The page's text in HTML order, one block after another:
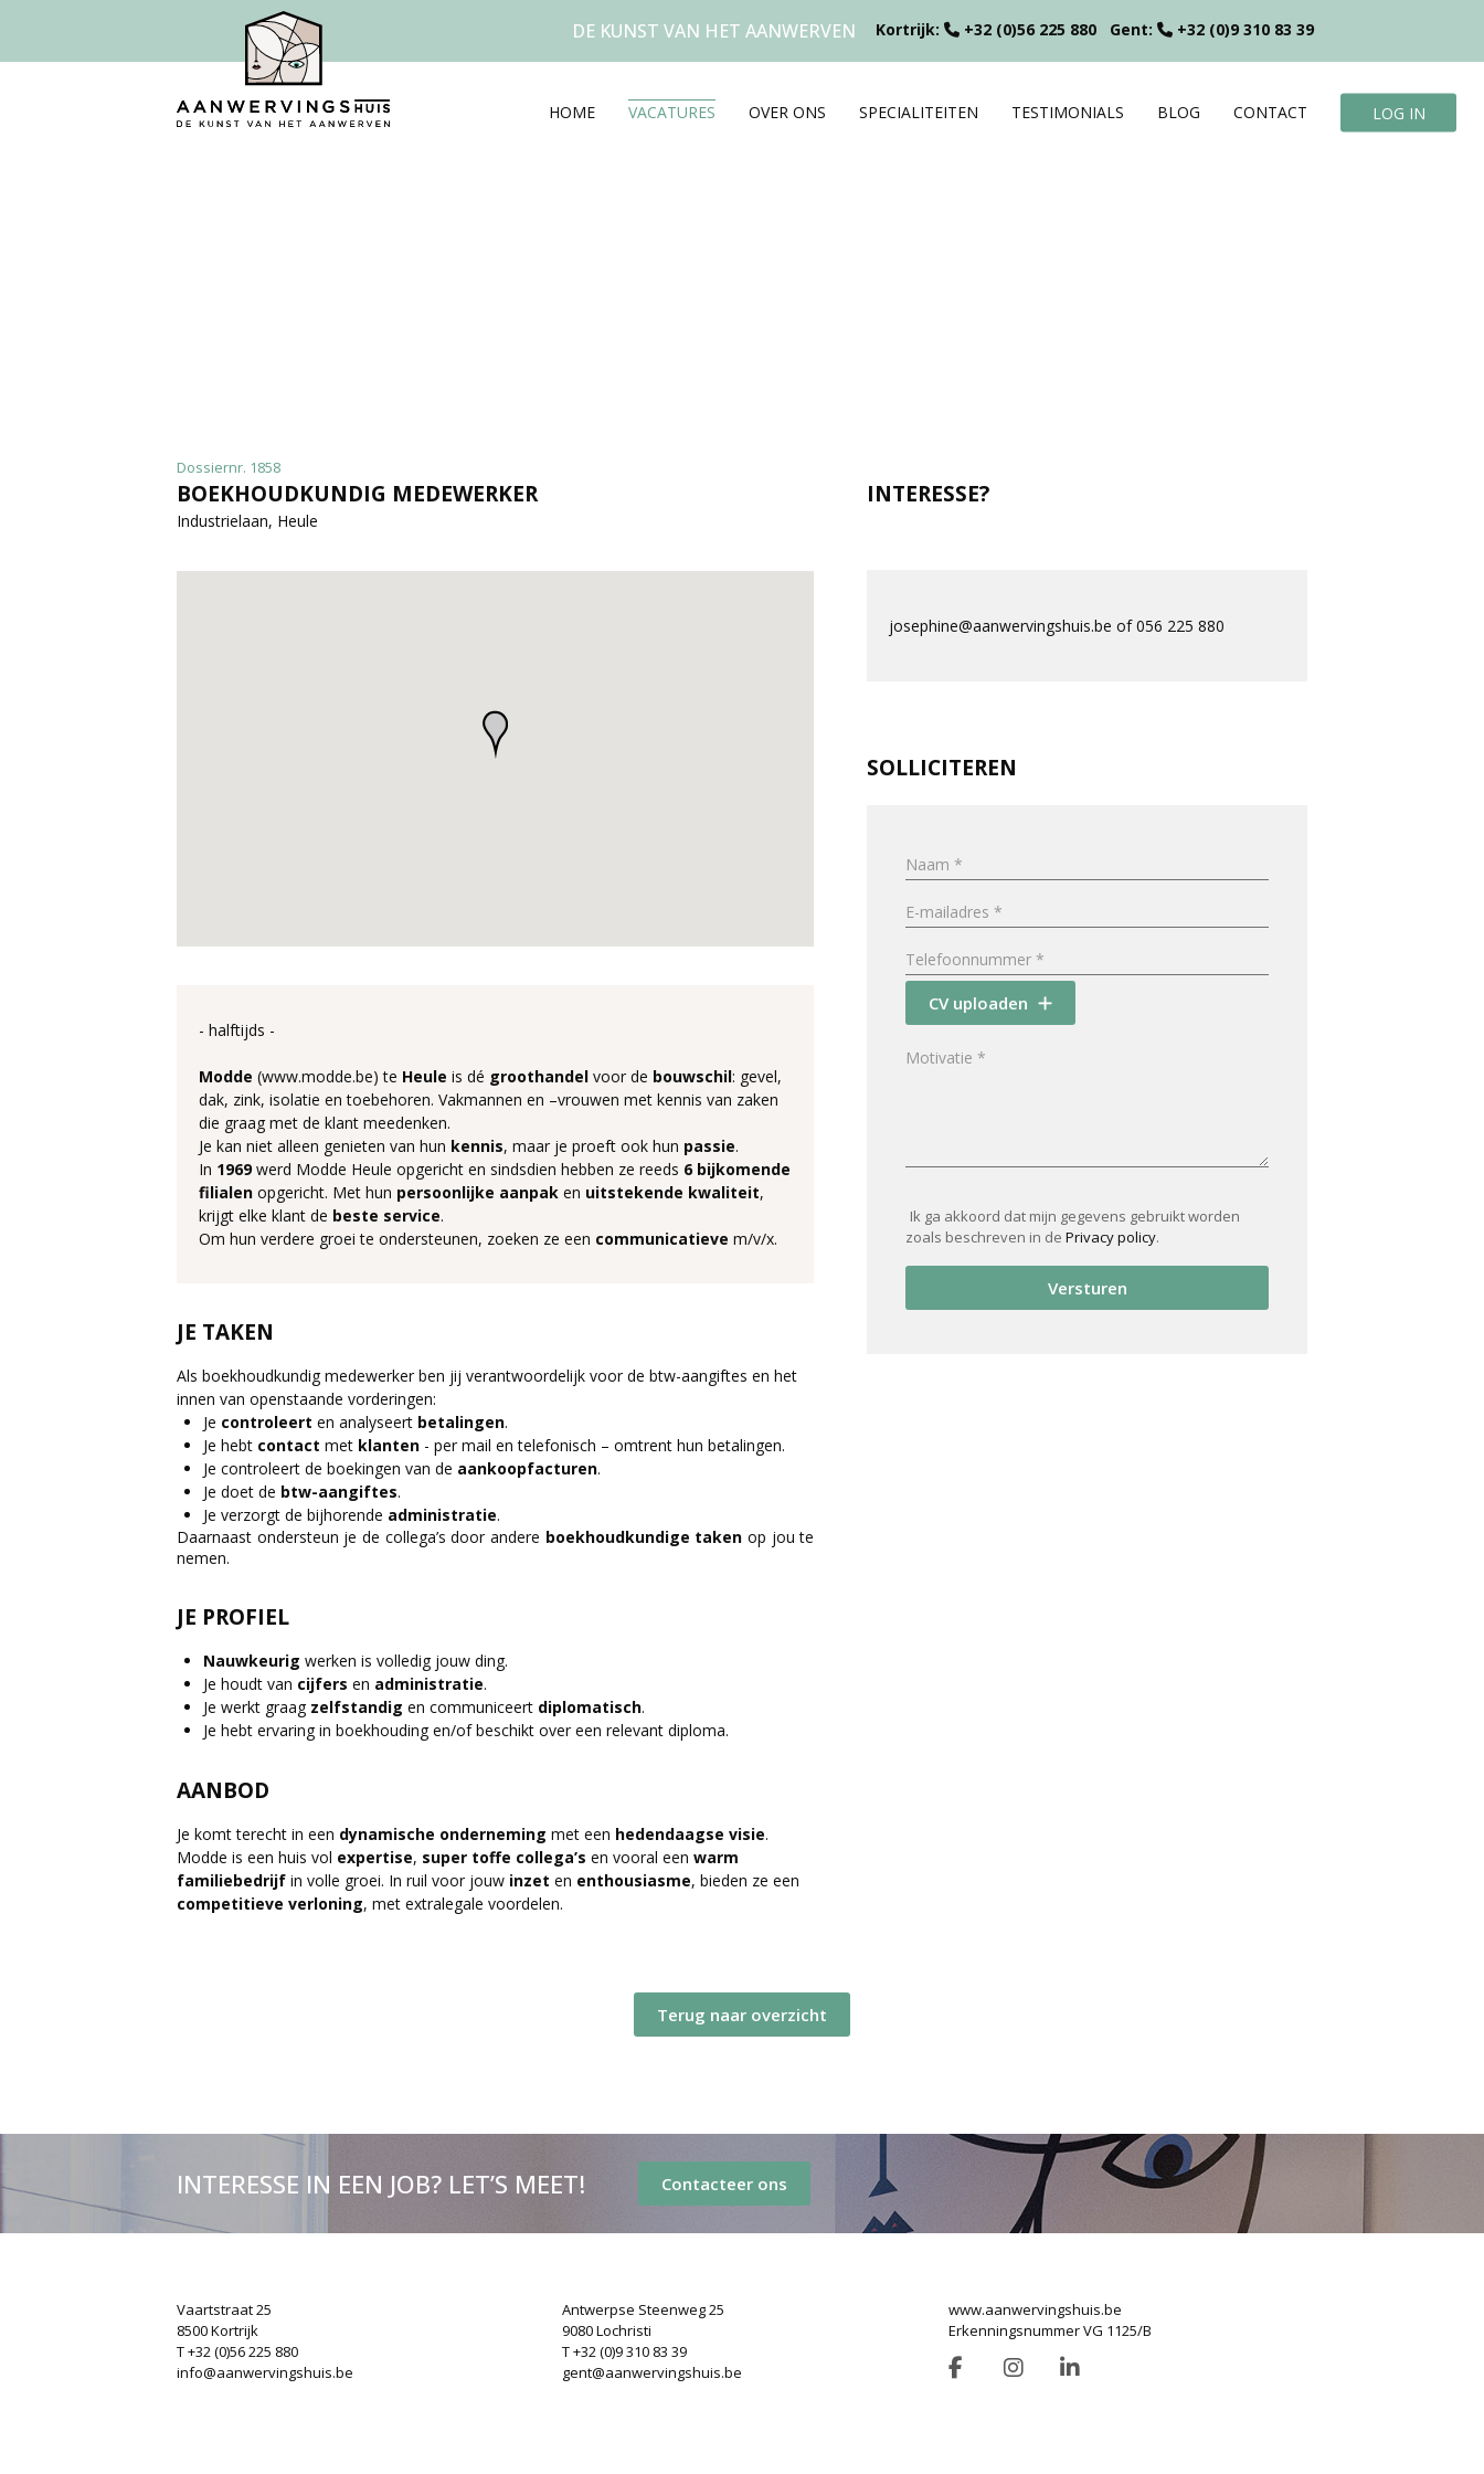
DE KUNST VAN HET AANWERVEN Kortrijk: +32 (0)56 225 880 Gent: +32 (0)9 310 83 39
HOME VACATURES OVER ONS SPECIALITEITEN TESTIMONIALS BLOG CONTACT LOG IN
Dossiernr. 1858
BOEKHOUDKUNDIG MEDEWERKER
Industrielaan, Heule
- halftijds -
Modde (www.modde.be) te Heule is dé groothandel voor de bouwschil: gevel,
dak, zink, isolatie en toebehoren. Vakmannen en –vrouwen met kennis van zaken
die graag met de klant meedenken.
Je kan niet alleen genieten van hun kennis, maar je proeft ook hun passie.
In 1969werd Modde Heule opgericht en sindsdien hebben ze reeds 6 bijkomende
filialen opgericht. Met hun persoonlijke aanpak en uitstekende kwaliteit,
krijgt elke klant de beste service.
Om hun verdere groei te ondersteunen, zoeken ze een communicatieve m/v/x.
JE TAKEN
Als boekhoudkundig medewerker ben jij verantwoordelijk voor de btw-aangiftes en het
innen van openstaande vorderingen:
Je controleert en analyseert betalingen.
Je hebt contact met klanten - per mail en telefonisch – omtrent hun betalingen.
Je controleert de boekingen van de aankoopfacturen.
Je doet de btw-aangiftes.
Je verzorgt de bijhorende administratie.
Daarnaast ondersteun je de collega’s door andere boekhoudkundige taken op jou te
nemen.
JE PROFIEL
Nauwkeurig werken is volledig jouw ding.
Je houdt van cijfers en administratie.
Je werkt graag zelfstandig en communiceert diplomatisch.
Je hebt ervaring in boekhouding en/of beschikt over een relevant diploma.
AANBOD
Je komt terecht in een dynamische onderneming met een hedendaagse visie.
Modde is een huis vol expertise, super toffe collega’s en vooral een warm
familiebedrijf in volle groei. In ruil voor jouw inzet en enthousiasme, bieden ze een
competitieve verloning, met extralegale voordelen.
INTERESSE?
josephine@aanwervingshuis.be of 056 225 880
SOLLICITEREN
CV uploaden
Ik ga akkoord dat mijn gegevens gebruikt worden
zoals beschreven in dePrivacy policy.
Versturen
Terug naar overzicht
INTERESSE IN EEN JOB? LET’S MEET! Contacteer ons
Vaartstraat 25
8500 Kortrijk
T +32 (0)56 225 880
info@aanwervingshuis.be
Antwerpse Steenweg 25
9080 Lochristi
T +32 (0)9 310 83 39
gent@aanwervingshuis.be
www.aanwervingshuis.be
Erkenningsnummer VG 1125/B